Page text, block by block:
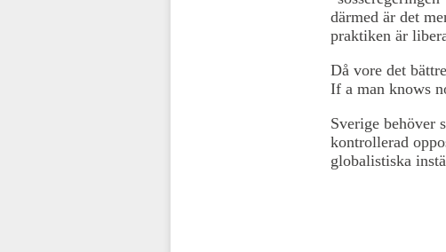
därmed är det
praktiken är
Då vore det
If a man knows
Sverige behöver
kontrollerad
globalistiska